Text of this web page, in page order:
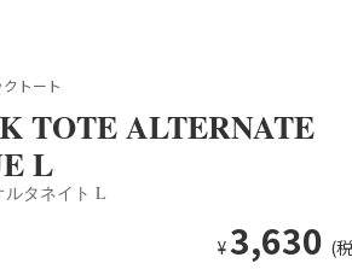
トート
TOTE ALTERNATE
L
ルタネイト L
¥3,630 (